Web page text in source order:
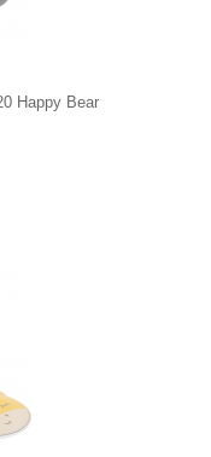
Happy Bear